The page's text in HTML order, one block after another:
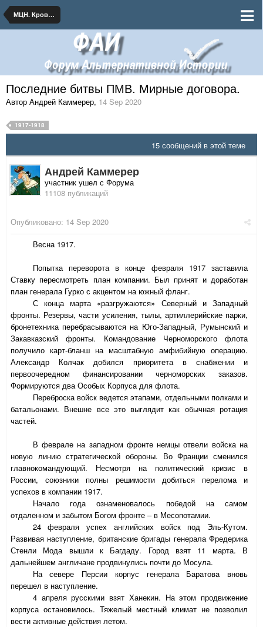
МЦН. Кровавый февраль
Последние битвы ПМВ. Мирные договора.
Автор Андрей Каммерер, 14 Sep 2020
1917-1918
15 сообщений в этой теме
Андрей Каммерер
участник ушел с Форума
11108 публикаций
Опубликовано: 14 Sep 2020
Весна 1917.
Попытка переворота в конце февраля 1917 заставила
Ставку пересмотреть план компании. Был принят и доработан
план генерала Гурко с акцентом на южный фланг.
С конца марта «разгружаются» Северный и Западный
фронты. Резервы, части усиления, тылы, артиллерийские парки,
бронетехника перебрасываются на Юго-Западный, Румынский и
Закавказский фронты. Командование Черноморского флота
получило карт-бланш на масштабную амфибийную операцию.
Александр Колчак добился приоритета в снабжении и
первоочередном финансировании черноморских заказов.
Формируются два Особых Корпуса для флота.
Переброска войск ведется этапами, отдельными полками и
батальонами. Внешне все это выглядит как обычная ротация
частей.
В феврале на западном фронте немцы отвели войска на
новую линию стратегической обороны. Во Франции сменился
главнокомандующий. Несмотря на политический кризис в
России, союзники полны решимости добиться перелома и
успехов в компании 1917.
Начало года ознаменовалось победой на самом
отдаленном и забытом Богом фронте – в Месопотамии.
24 февраля успех английских войск под Эль-Кутом.
Развивая наступление, британские бригады генерала Фредерика
Стенли Мода вышли к Багдаду. Город взят 11 марта. В
дальнейшем англичане продвинулись почти до Мосула.
На севере Персии корпус генерала Баратова вновь
перешел в наступление.
4 апреля русскими взят Ханекин. На этом продвижение
корпуса остановилось. Тяжелый местный климат не позволил
вести активные действия летом.